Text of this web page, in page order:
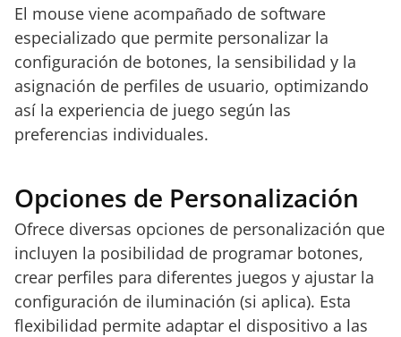
El mouse viene acompañado de software
especializado que permite personalizar la
configuración de botones, la sensibilidad y la
asignación de perfiles de usuario, optimizando
así la experiencia de juego según las
preferencias individuales.
Opciones de Personalización
Ofrece diversas opciones de personalización que
incluyen la posibilidad de programar botones,
crear perfiles para diferentes juegos y ajustar la
configuración de iluminación (si aplica). Esta
flexibilidad permite adaptar el dispositivo a las